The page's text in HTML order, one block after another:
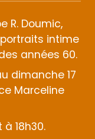
R. Doumic,
intime
années 60.
dimanche 17
Marceline
18h30.